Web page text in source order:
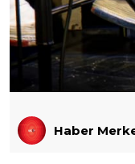
Haber